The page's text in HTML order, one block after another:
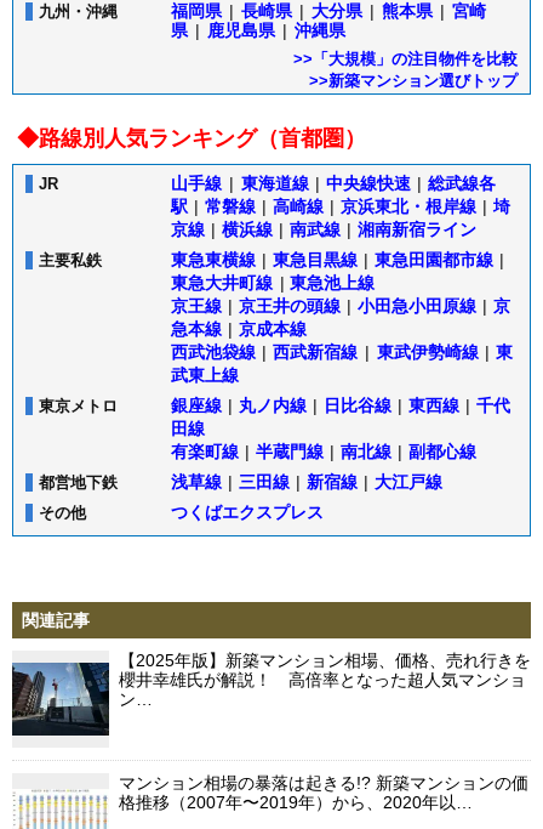
九州・沖縄 福岡県 | 長崎県 | 大分県 | 熊本県 | 宮崎
県 | 鹿児島県 | 沖縄県
>>「大規模」の注目物件を比較
>>新築マンション選びトップ
◆路線別人気ランキング（首都圏）
JR 山手線 | 東海道線 | 中央線快速 | 総武線各
駅 | 常磐線 | 高崎線 | 京浜東北・根岸線 | 埼
京線 | 横浜線 | 南武線 | 湘南新宿ライン
主要私鉄 東急東横線 | 東急目黒線 | 東急田園都市線 |
東急大井町線 | 東急池上線
京王線 | 京王井の頭線 | 小田急小田原線 | 京
急本線 | 京成本線
西武池袋線 | 西武新宿線 | 東武伊勢崎線 | 東
武東上線
東京メトロ 銀座線 | 丸ノ内線 | 日比谷線 | 東西線 | 千代
田線
有楽町線 | 半蔵門線 | 南北線 | 副都心線
都営地下鉄 浅草線 | 三田線 | 新宿線 | 大江戸線
その他 つくばエクスプレス
関連記事
【2025年版】新築マンション相場、価格、売れ行きを
櫻井幸雄氏が解説！ 高倍率となった超人気マンショ
ン…
マンション相場の暴落は起きる!? 新築マンションの価
格推移（2007年〜2019年）から、2020年以…